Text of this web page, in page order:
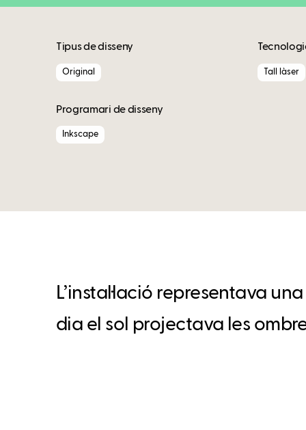
Tipus de disseny
Original
Programari de disseny
Inkscape
Tall làser
L’instal·lació representava
dia el sol projectava les